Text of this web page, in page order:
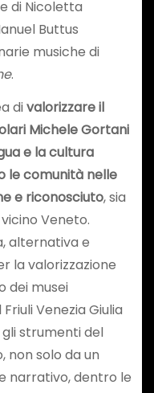
di Nicoletta
Buttus
musiche di
.
divalorizzare il
Michele Gortani
e la cultura
le comunità nelle
e riconosciuto, sia
Veneto.
alternativa e
la valorizzazione
dei musei
Venezia Giulia
strumenti del
solo da un
narrativo, dentro le